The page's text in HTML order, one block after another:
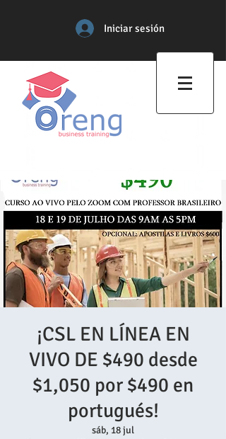
Iniciar sesión
¡CSL EN LÍNEA EN
VIVO DE $490 desde
$1,050 por $490 en
portugués!
sáb, 18 jul